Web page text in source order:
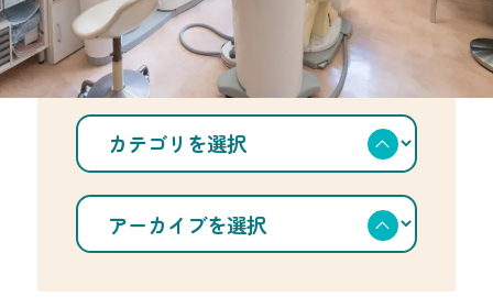
TOP ブログ 歯科医師国家試験合格発表
カ
ゴ
リ
を
選
ア
カ
イ
を